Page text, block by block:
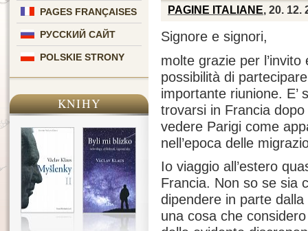
PAGES FRANÇAISES
РУССКИЙ САЙТ
POLSKIE STRONY
KNIHY
PAGINE ITALIANE, 20. 12.
Signore e signori,
molte grazie per l’invito
possibilità di
importante riunione. E’
trovarsi in Francia
vedere Parigi come
nell’epoca delle
Io viaggio all’estero
Francia. Non so se sia
dipendere in parte
una cosa che